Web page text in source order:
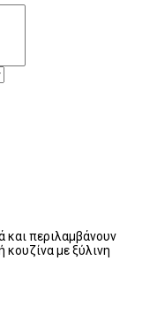
και περιλαμβάνουν
με ξύλινη